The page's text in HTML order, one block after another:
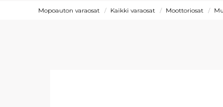
Mopoauton varaosat Kaikki varaosat Moottoriosat